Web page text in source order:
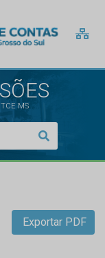
MS
Exportar PDF